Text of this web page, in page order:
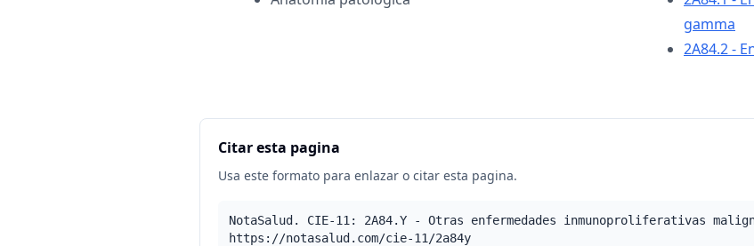
gamma
2A84.2 -
Citar esta pagina
Usa este formato para enlazar o citar esta pagina.
NotaSalud. CIE-11: 2A84.Y - Otras enfermedades inmunoproliferativas
https://notasalud.com/cie-11/2a84y